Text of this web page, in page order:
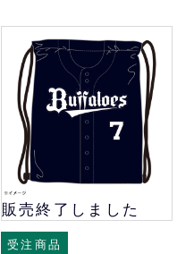
販売終了しました
受注商品